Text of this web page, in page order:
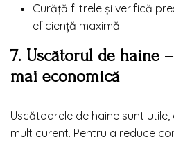
Curăță filtrele și verifică
eficiență maximă.
7. Uscătorul de haine
mai economică
Uscătoarele de haine sunt
mult curent. Pentru a reduce